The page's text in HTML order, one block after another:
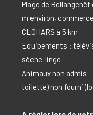
Plage de Bellangenêt
m environ,
CLOHARS à 5 km
Equipements :
sèche-linge
Animaux non admis
toilette) non fourni